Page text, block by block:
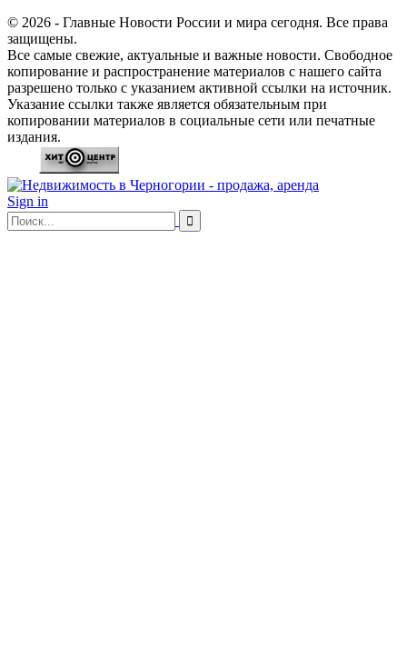
© 2026 - Главные Новости России и мира сегодня. Все права
защищены.
Все самые свежие, актуальные и важные новости. Свободное
копирование и распространение материалов с нашего сайта
разрешено только с указанием активной ссылки на источник.
Указание ссылки также является обязательным при
копировании материалов в социальные сети или печатные
издания.
Sign in